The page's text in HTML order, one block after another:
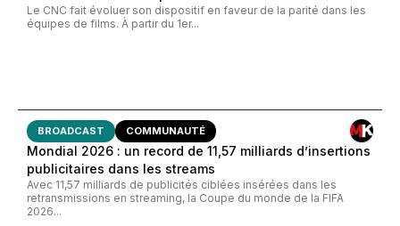
Le CNC fait évoluer son dispositif en faveur de la parité dans les
équipes de films. À partir du 1er...
BROADCAST COMMUNAUTÉ
Mondial 2026 : un record de 11,57 milliards d’insertions
publicitaires dans les streams
Avec 11,57 milliards de publicités ciblées insérées dans les
retransmissions en streaming, la Coupe du monde de la FIFA
2026...